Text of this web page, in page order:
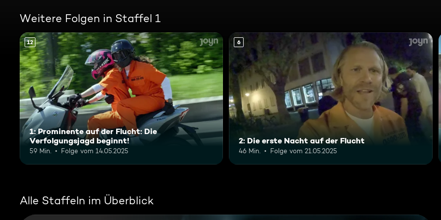
Weitere Folgen in Staffel 1
12
1: Prominente auf der Flucht: Die
Verfolgungsjagd beginnt!
59 Min. Folge vom 14.05.2025
6
2: Die erste Nacht auf der Flucht
46 Min. Folge vom 21.05.2025
Alle Staffeln im Überblick